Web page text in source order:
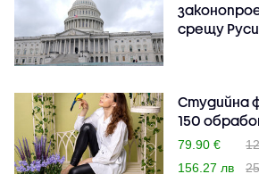
срещу
Студийна
150
79.90 €
156.27 лв